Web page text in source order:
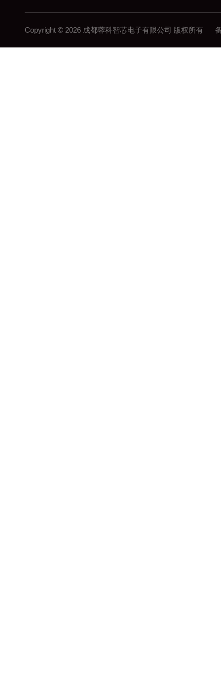
Copyright © 2026 成都蓉科智芯电子有限公司 版权所有